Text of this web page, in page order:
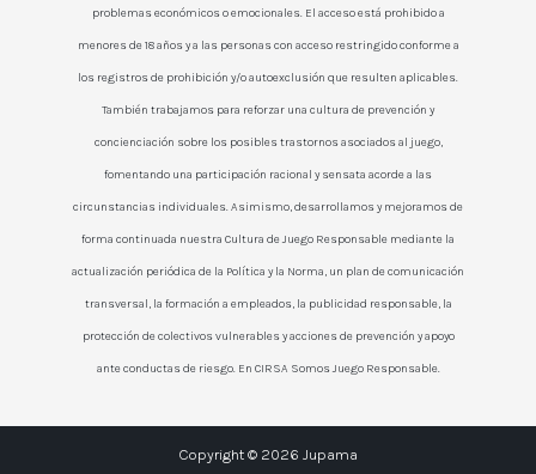
problemas económicos o emocionales. El acceso está prohibido a
menores de 18 años y a las personas con acceso restringido conforme a
los registros de prohibición y/o autoexclusión que resulten aplicables.
También trabajamos para reforzar una cultura de prevención y
concienciación sobre los posibles trastornos asociados al juego,
fomentando una participación racional y sensata acorde a las
circunstancias individuales. Asimismo, desarrollamos y mejoramos de
forma continuada nuestra Cultura de Juego Responsable mediante la
actualización periódica de la Política y la Norma, un plan de comunicación
transversal, la formación a empleados, la publicidad responsable, la
protección de colectivos vulnerables y acciones de prevención y apoyo
ante conductas de riesgo. En CIRSA Somos Juego Responsable.
Copyright © 2026 Jupama